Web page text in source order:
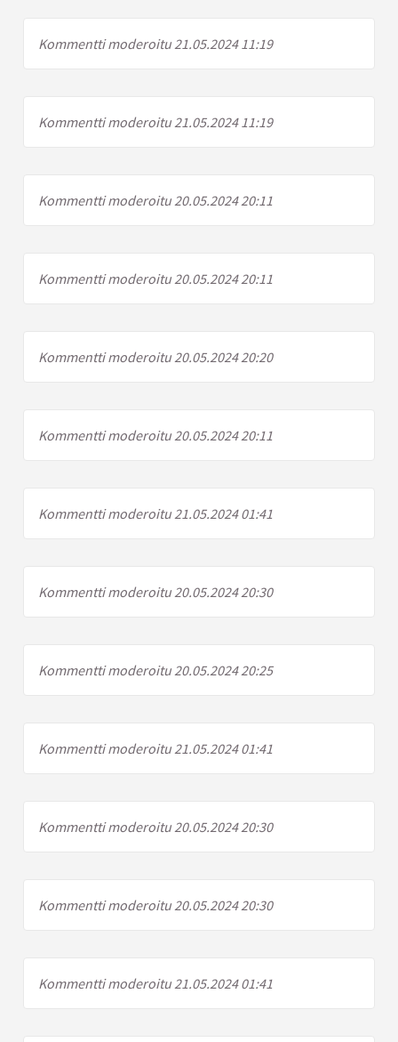
Kommentti moderoitu 21.05.2024 11:19
Kommentti moderoitu 21.05.2024 11:19
Kommentti moderoitu 20.05.2024 20:11
Kommentti moderoitu 20.05.2024 20:11
Kommentti moderoitu 20.05.2024 20:20
Kommentti moderoitu 20.05.2024 20:11
Kommentti moderoitu 21.05.2024 01:41
Kommentti moderoitu 20.05.2024 20:30
Kommentti moderoitu 20.05.2024 20:25
Kommentti moderoitu 21.05.2024 01:41
Kommentti moderoitu 20.05.2024 20:30
Kommentti moderoitu 20.05.2024 20:30
Kommentti moderoitu 21.05.2024 01:41